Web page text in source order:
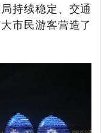
持续稳定、交通
市民游客营造了